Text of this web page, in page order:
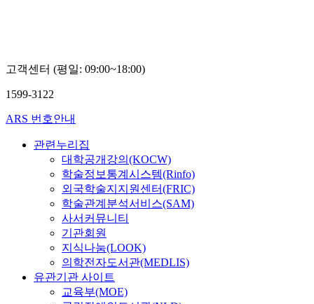
고객센터 (평일: 09:00~18:00)
1599-3122
ARS 번호안내
관련누리집
대학공개강의(KOCW)
학술정보통계시스템(Rinfo)
외국학술지지원센터(FRIC)
학술관계분석서비스(SAM)
사서커뮤니티
기관회원
지식나눔(LOOK)
의학전자도서관(MEDLIS)
유관기관 사이트
교육부(MOE)